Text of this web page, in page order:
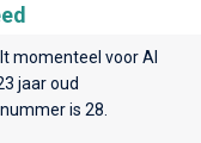
momenteel voorAl
jaar oud
is 28.